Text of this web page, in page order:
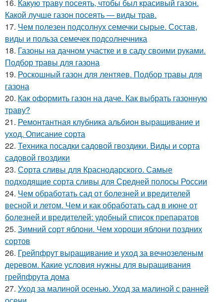
16. Какую траву посеять, чтобы был красивый газон.
Какой лучше газон посеять — виды трав.
17. Чем полезен подсолнух семечки сырые. Состав,
виды и польза семечек подсолнечника
18. Газоны на дачном участке и в саду своими руками.
Подбор травы для газона
19. Роскошный газон для лентяев. Подбор травы для
газона
20. Как оформить газон на даче. Как выбрать газонную
траву?
21. Ремонтантная клубника альбион выращивание и
уход. Описание сорта
22. Техника посадки садовой гвоздики. Виды и сорта
садовой гвоздики
23. Сорта сливы для Краснодарского. Самые
подходящие сорта сливы для Средней полосы России
24. Чем обработать сад от болезней и вредителей
весной и летом. Чем и как обработать сад в июне от
болезней и вредителей: удобный список препаратов
25. Зимний сорт яблони. Чем хороши яблони поздних
сортов
26. Грейпфрут выращивание и уход за вечнозеленым
деревом. Какие условия нужны для выращивания
грейпфрута дома
27. Уход за малиной осенью. Уход за малиной с ранней